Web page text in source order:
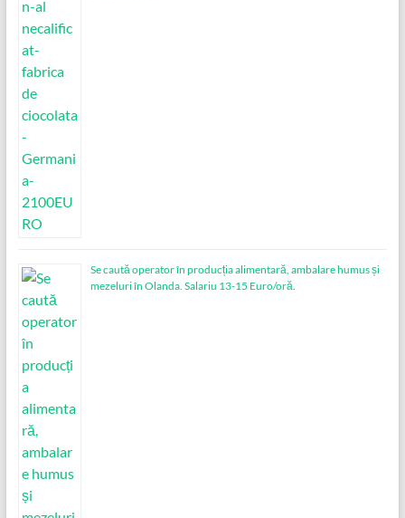
Se caută operator în producția alimentară, ambalare humus și
mezeluri în Olanda. Salariu 13-15 Euro/oră.